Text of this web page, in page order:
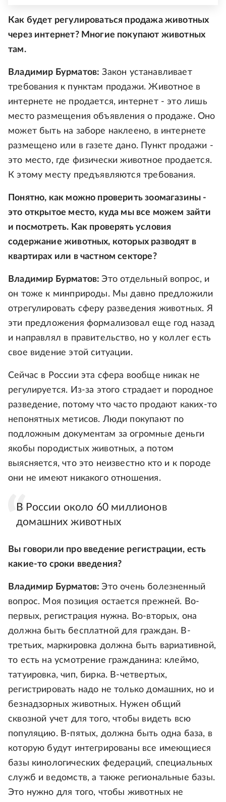
Как будет регулироваться продажа животных
через интернет? Многие покупают животных
там.
Владимир Бурматов: Закон устанавливает
требования к пунктам продажи. Животное в
интернете не продается, интернет - это лишь
место размещения объявления о продаже. Оно
может быть на заборе наклеено, в интернете
размещено или в газете дано. Пункт продажи -
это место, где физически животное продается.
К этому месту предъявляются требования.
Понятно, как можно проверить зоомагазины -
это открытое место, куда мы все можем зайти
и посмотреть. Как проверять условия
содержание животных, которых разводят в
квартирах или в частном секторе?
Владимир Бурматов:Это отдельный вопрос, и
он тоже к минприроды. Мы давно предложили
отрегулировать сферу разведения животных. Я
эти предложения формализовал еще год назад
и направлял в правительство, но у коллег есть
свое видение этой ситуации.
Сейчас в России эта сфера вообще никак не
регулируется. Из-за этого страдает и породное
разведение, потому что часто продают каких-то
непонятных метисов. Люди покупают по
подложным документам за огромные деньги
якобы породистых животных, а потом
выясняется, что это неизвестно кто и к породе
они не имеют никакого отношения.
В России около 60 миллионов
домашних животных
Вы говорили про введение регистрации, есть
какие-то сроки введения?
Владимир Бурматов:Это очень болезненный
вопрос. Моя позиция остается прежней. Во-
первых, регистрация нужна. Во-вторых, она
должна быть бесплатной для граждан. В-
третьих, маркировка должна быть вариативной,
то есть на усмотрение гражданина: клеймо,
татуировка, чип, бирка. В-четвертых,
регистрировать надо не только домашних, но и
безнадзорных животных. Нужен общий
сквозной учет для того, чтобы видеть всю
популяцию. В-пятых, должна быть одна база, в
которую будут интегрированы все имеющиеся
базы кинологических федераций, специальных
служб и ведомств, а также региональные базы.
Это нужно для того, чтобы животных не